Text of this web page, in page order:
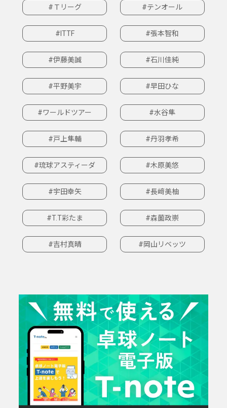
#Ｔリーグ #テンオール
#ITTF #張本智和
#伊藤美誠 #石川佳純
#平野美宇 #早田ひな
#ワールドツアー #水谷隼
#戸上隼輔 #丹羽孝希
#琉球アスティーダ #木原美悠
#宇田幸矢 #長﨑美柚
#T.T彩たま #森薗政崇
#吉村真晴 #岡山リベッツ